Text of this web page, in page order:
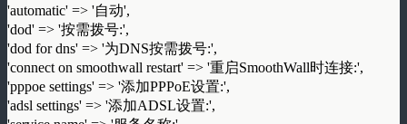
'automatic' => '自动',
'dod' => '按需拨号:',
'dod for dns' => '为DNS按需拨号:',
'connect on smoothwall restart' => '重启SmoothWall时连接:',
'pppoe settings' => '添加PPPoE设置:',
'adsl settings' => '添加ADSL设置:',